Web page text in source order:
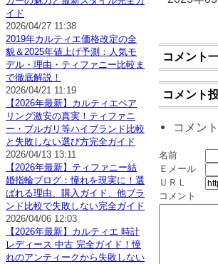
コメント
コメント
コメン
名前
Ｅメール
ＵＲＬ
コメント
イド
2026/04/27 11:38
2019年カルティエ価格改定の全
貌＆2025年値上げ予測：人気モ
デル・理由・ティファニー比較ま
で徹底解説！
2026/04/21 11:19
【2026年最新】カルティエペア
リング激安の真実！ティファニ
ー・ブルガリ等ハイブランド比較
と失敗しない選び方完全ガイド
2026/04/13 13:11
【2026年最新】ティファニー結
婚指輪ブログ：憧れを現実に！選
ばれる理由、購入ガイド、他ブラ
ンド比較で失敗しない完全ガイド
2026/04/06 12:03
【2026年最新】カルティエ 時計
レディース 中古 完全ガイド！憧
れのアンティークから失敗しない